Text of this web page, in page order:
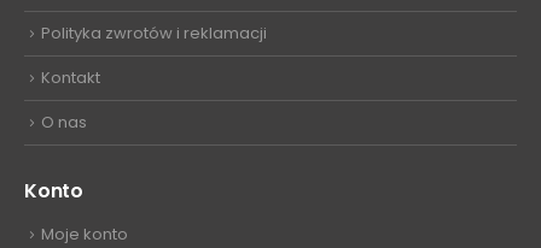
Polityka zwrotów i reklamacji
Kontakt
O nas
Konto
Moje konto